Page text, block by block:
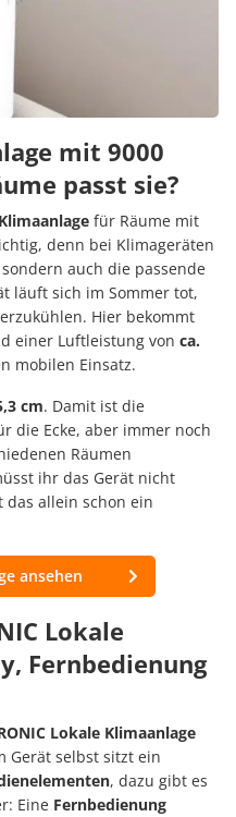
mit 9000
passt sie?
für Räume mit
denn bei Klimageräten
auch die passende
läuft sich im Sommer tot,
Hier bekommt
einer Luftleistung von ca.
mobilen Einsatz.
cm. Damit ist die
die Ecke, aber immer noch
Räumen
ihr das Gerät nicht
das allein schon ein
ansehen
Lokale
Fernbedienung
Lokale Klimaanlage
Gerät selbst sitzt ein
, dazu gibt es
Eine Fernbedienung